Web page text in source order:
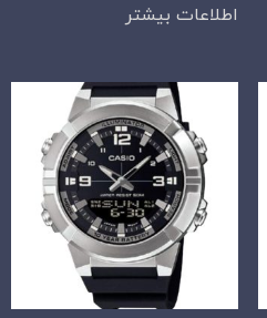
اطلاعات بیشتر